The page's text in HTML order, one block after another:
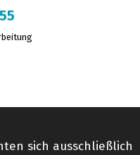
sich ausschließlich